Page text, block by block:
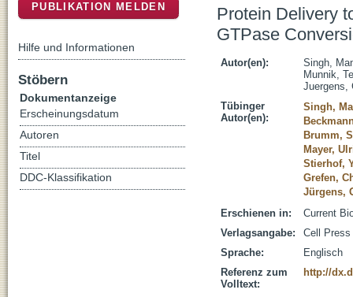
Protein Delivery
GTPase
Autor(en):
Singh,
Munnik,
Juergens,
Tübinger
Autor(en):
Singh,
Brumm,
Mayer,
Stierhof,
Grefen,
Jürgens,
Erschienen in:
Current
Verlagsangabe:
Cell Press
Sprache:
Englisch
Referenz zum
Volltext:
http://
PUBLIKATION MELDEN
Hilfe und Informationen
Stöbern
Dokumentanzeige
Erscheinungsdatum
Autoren
Titel
DDC-Klassifikation